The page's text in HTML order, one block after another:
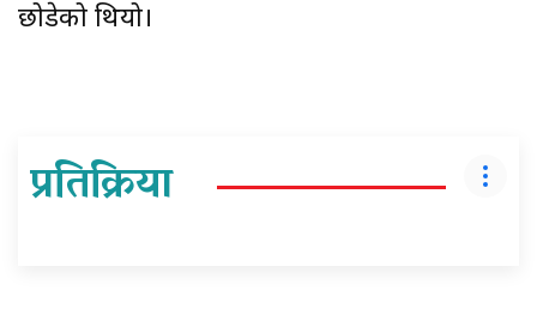
छोडेको थियो।
प्रतिक्रिया